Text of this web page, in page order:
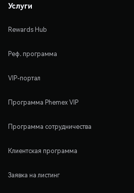
Услуги
Rewards Hub
Реф. программа
VIP-портал
Программа Phemex VIP
Программа сотрудничества
Клиентская программа
Заявка на листинг